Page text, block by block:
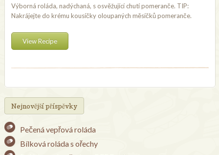
Výborná roláda, nadýchaná, s osvěžující chutí pomeranče. TIP:
Nakrájejte do krému kousíčky oloupaných měsíčků pomeranče.
View Recipe
Nejnovější příspěvky
Pečená vepřová roláda
Bílková roláda s ořechy